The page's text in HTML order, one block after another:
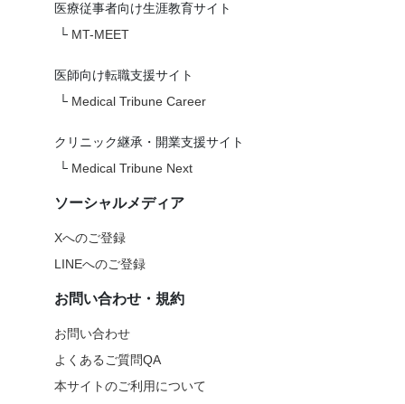
医療従事者向け生涯教育サイト
└ MT-MEET
医師向け転職支援サイト
└ Medical Tribune Career
クリニック継承・開業支援サイト
└ Medical Tribune Next
ソーシャルメディア
Xへのご登録
LINEへのご登録
お問い合わせ・規約
お問い合わせ
よくあるご質問QA
本サイトのご利用について